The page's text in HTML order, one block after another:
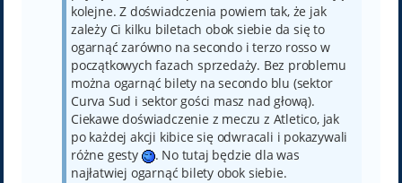
kolejne. Z doświadczenia powiem tak, że jak
zależy Ci kilku biletach obok siebie da się to
ogarnąć zarówno na secondo i terzo rosso w
początkowych fazach sprzedaży. Bez problemu
można ogarnąć bilety na secondo blu (sektor
Curva Sud i sektor gości masz nad głową).
Ciekawe doświadczenie z meczu z Atletico, jak
po każdej akcji kibice się odwracali i pokazywali
różne gesty
. No tutaj będzie dla was
najłatwiej ogarnąć bilety obok siebie.